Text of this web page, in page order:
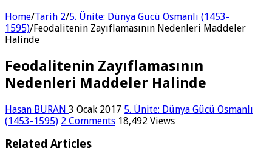
Home/Tarih 2/5. Ünite: Dünya Gücü Osmanlı (1453-
1595)/Feodalitenin Zayıflamasının Nedenleri Maddeler
Halinde
Feodalitenin Zayıflamasının
Nedenleri Maddeler Halinde
Hasan BURAN 3 Ocak 2017 5. Ünite: Dünya Gücü Osmanlı
(1453-1595) 2 Comments 18,492 Views
Related Articles